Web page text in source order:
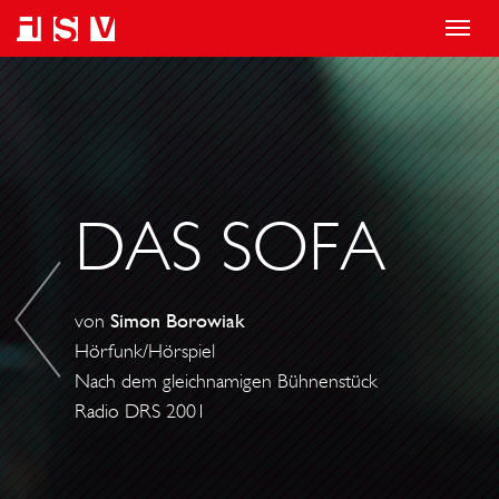
T
o
g
g
l
e
A
DAS SOFA
vonSimon Borowiak
Hörfunk/Hörspiel
Nach dem gleichnamigen Bühnenstück
Radio DRS 2001